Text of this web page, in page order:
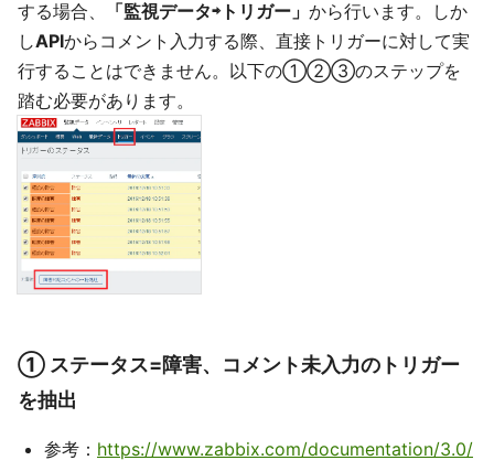
する場合、 「監視データ⇨トリガー」 から行います。しか
しAPIからコメント入力する際、直接トリガーに対して実
行することはできません。以下の①②③のステップを
踏む必要があります。
① ステータス=障害、コメント未入力のトリガー
を抽出
参考： https://www.zabbix.com/documentation/3.0/